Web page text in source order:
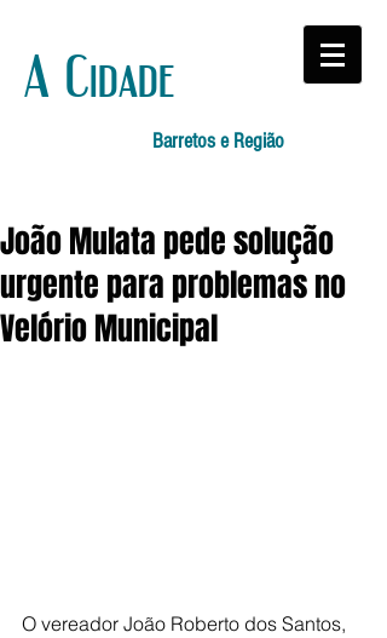
A Cidade
Barretos e Região
João Mulata pede solução
urgente para problemas no
Velório Municipal
O vereador João Roberto dos Santos,